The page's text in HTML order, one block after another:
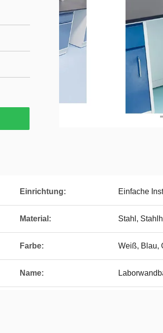
Einrichtung: Einfache
Material: Stahl,
Farbe: Weiß, Blau,
Name: